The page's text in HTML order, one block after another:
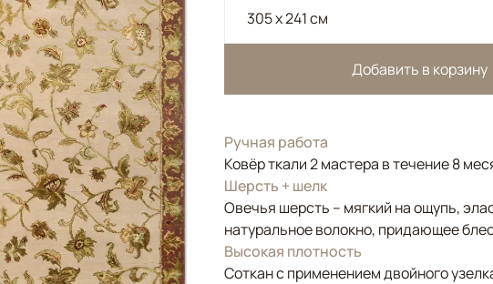
305 x 241 см
Добавить в корзину
Ручная работа
Ковёр ткали 2 мастера в течение 8
Шерсть + шелк
Овечья шерсть – мягкий на ощупь,
натуральное волокно, придающее
Высокая плотность
Соткан с применением двойного